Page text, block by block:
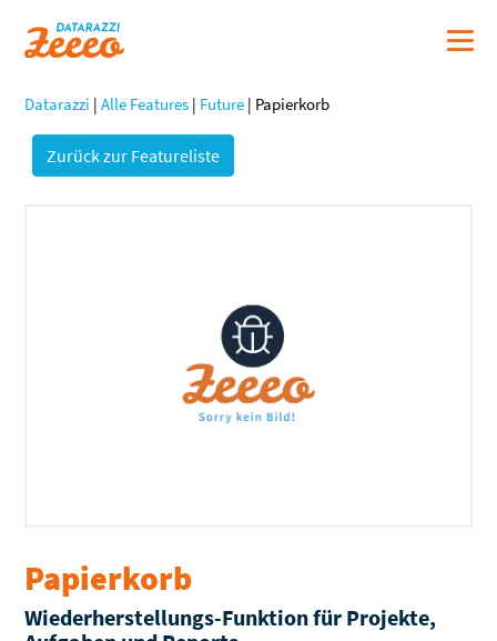
Datarazzi | Alle Features | Future | Papierkorb
Zurück zur Featureliste
Papierkorb
Wiederherstellungs-Funktion für Projekte,